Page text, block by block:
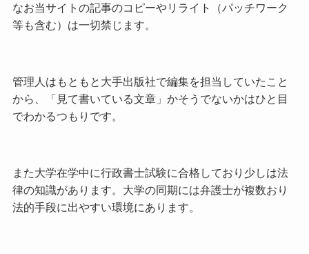
なお当サイトの記事のコピーやリライト（パッチワーク
等も含む）は一切禁じます。
管理人はもともと大手出版社で編集を担当していたこと
から、「見て書いている文章」かそうでないかはひと目
でわかるつもりです。
また大学在学中に行政書士試験に合格しており少しは法
律の知識があります。大学の同期には弁護士が複数おり
法的手段に出やすい環境にあります。